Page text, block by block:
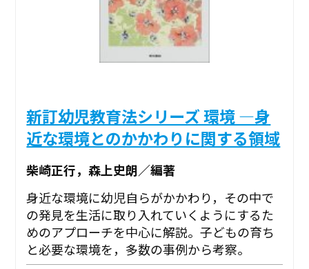
新訂幼児教育法シリーズ 環境 ―身
近な環境とのかかわりに関する領域
柴崎正行，森上史朗／編著
身近な環境に幼児自らがかかわり，その中で
の発見を生活に取り入れていくようにするた
めのアプローチを中心に解説。子どもの育ち
と必要な環境を，多数の事例から考察。